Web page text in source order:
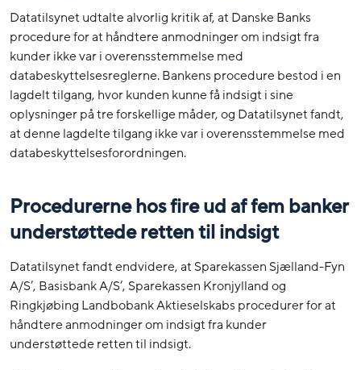
Datatilsynet udtalte alvorlig kritik af, at Danske Banks
procedure for at håndtere anmodninger om indsigt fra
kunder ikke var i overensstemmelse med
databeskyttelsesreglerne. Bankens procedure bestod i en
lagdelt tilgang, hvor kunden kunne få indsigt i sine
oplysninger på tre forskellige måder, og Datatilsynet fandt,
at denne lagdelte tilgang ikke var i overensstemmelse med
databeskyttelsesforordningen.
Procedurerne hos fire ud af fem banker
understøttede retten til indsigt
Datatilsynet fandt endvidere, at Sparekassen Sjælland-Fyn
A/S’, Basisbank A/S’, Sparekassen Kronjylland og
Ringkjøbing Landbobank Aktieselskabs procedurer for at
håndtere anmodninger om indsigt fra kunder
understøttede retten til indsigt.